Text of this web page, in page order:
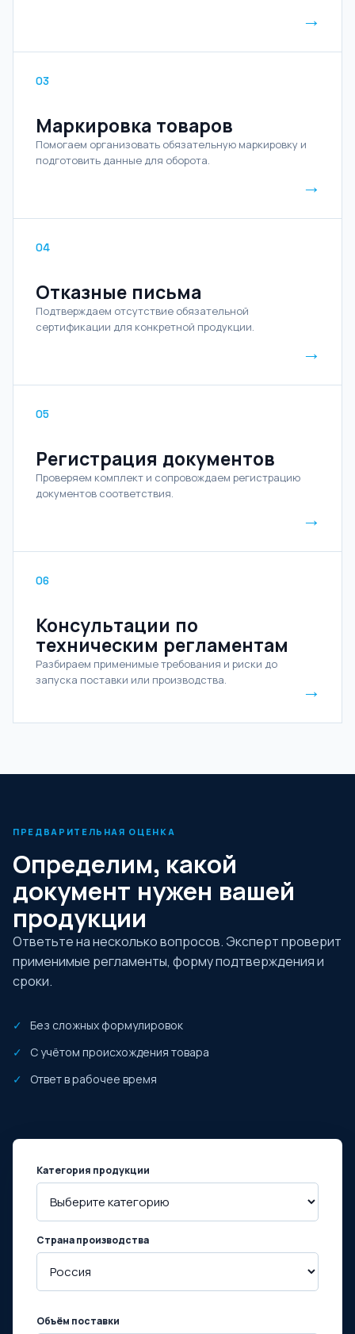
→
03
Маркировка товаров
Помогаем организовать обязательную маркировку и
подготовить данные для оборота.
→
04
Отказные письма
Подтверждаем отсутствие обязательной
сертификации для конкретной продукции.
→
05
Регистрация документов
Проверяем комплект и сопровождаем регистрацию
документов соответствия.
→
06
Консультации по
техническим регламентам
Разбираем применимые требования и риски до
запуска поставки или производства.
→
ПРЕДВАРИТЕЛЬНАЯ ОЦЕНКА
Определим, какой
документ нужен вашей
продукции
Ответьте на несколько вопросов. Эксперт проверит
применимые регламенты, форму подтверждения и
сроки.
Без сложных формулировок
С учётом происхождения товара
Ответ в рабочее время
Категория продукции
Страна производства
Объём поставки